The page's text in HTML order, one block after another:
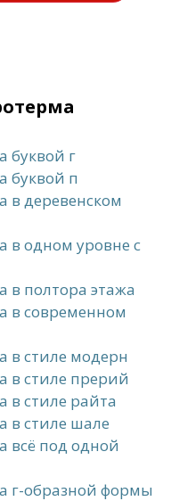
буквой г
буквой п
в деревенском
в одном уровне с
в полтора этажа
в современном
в стиле модерн
в стиле прерий
в стиле райта
в стиле шале
всё под одной
г-образной формы